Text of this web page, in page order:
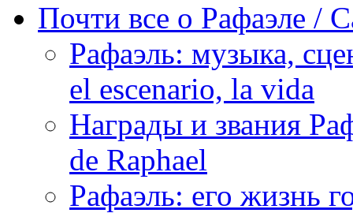
Почти все о Рафаэле /
Рафаэль: музыка,
el escenario, la vida
Награды и звания
de Raphael
Рафаэль: его жизнь